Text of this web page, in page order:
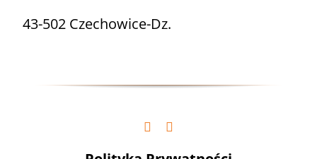
43-502 Czechowice-Dz.